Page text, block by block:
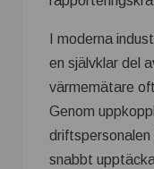
I moderna
en självklar del
värmemätare
Genom
snabbt